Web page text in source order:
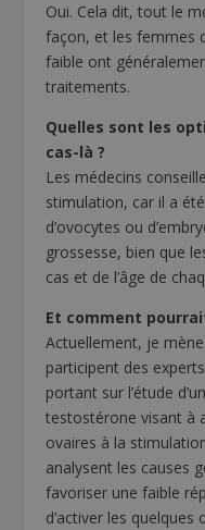
Oui. Cela dit, tout le
façon, et les femmes
faible ont
traitements.
Quelles sont les
cas-là ?
Les médecins
stimulation, car il a
d’ovocytes ou
grossesse, bien que
cas et de l’âge de
Et comment
Actuellement, je
participent des experts
portant sur l’étude
testostérone visant à
ovaires à la
analysent les causes
favoriser une faible
d’activer les